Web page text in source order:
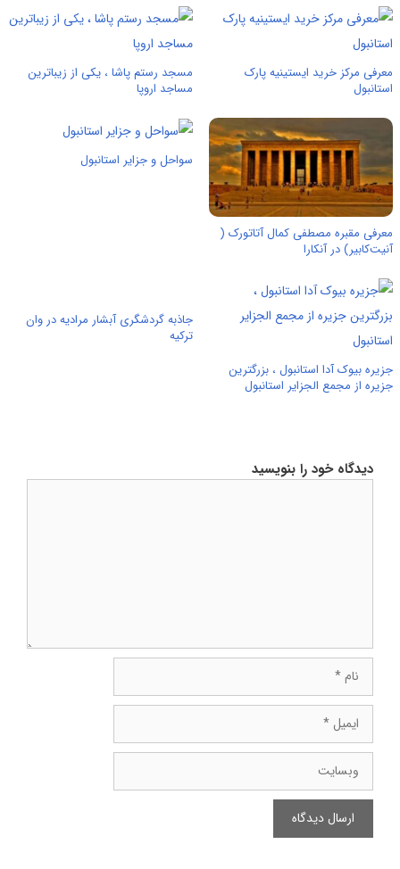
معرفی مرکز خرید ایستینیه پارک
استانبول
مسجد رستم پاشا ، یکی از زیباترین
مساجد اروپا
معرفی مقبره مصطفی کمال آتاتورک (
آنیت‌کابیر) در آنکارا
سواحل و جزایر استانبول
جزیره بیوک آدا استانبول ، بزرگترین
جزیره از مجمع الجزایر استانبول
جاذبه گردشگری آبشار مرادیه در وان
ترکیه
دیدگاه خود را بنویسید
ایمیل
وبسایت